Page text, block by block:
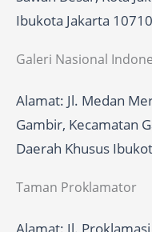
Ibukota Jakarta
Galeri Nasional
Alamat: Jl. Medan
Gambir, Kecamatan
Daerah Khusus
Taman Proklamator